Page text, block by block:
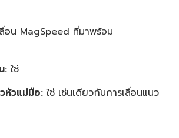
อน MagSpeed ที่มาพร้อม
:ใช่
หัวแม่มือ: ใช่ เช่นเดียวกับการเลื่อนแนว